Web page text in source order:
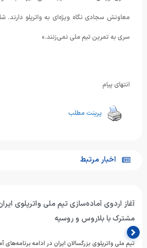
معاونش سجادی نگاه ویژه‌ای به واترپلو دارند.
سری به تمرین تیم ملی نمی‌زنند.»
انتهای پیام
پرینت مطلب
اخبار مرتبط
آغاز اردوی آماده‌سازی تیم ملی واترپلوی
مشترک با بلاروس و روسیه
تیم ملی واترپلوی بزرگسالان ایران در ادامه